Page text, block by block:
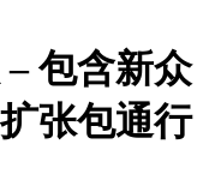
包含新众
张包通行